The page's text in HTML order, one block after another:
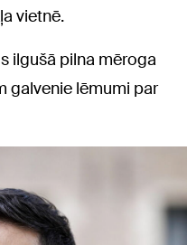
vietnē.
ilgušā pilna mēroga
galvenie lēmumi par